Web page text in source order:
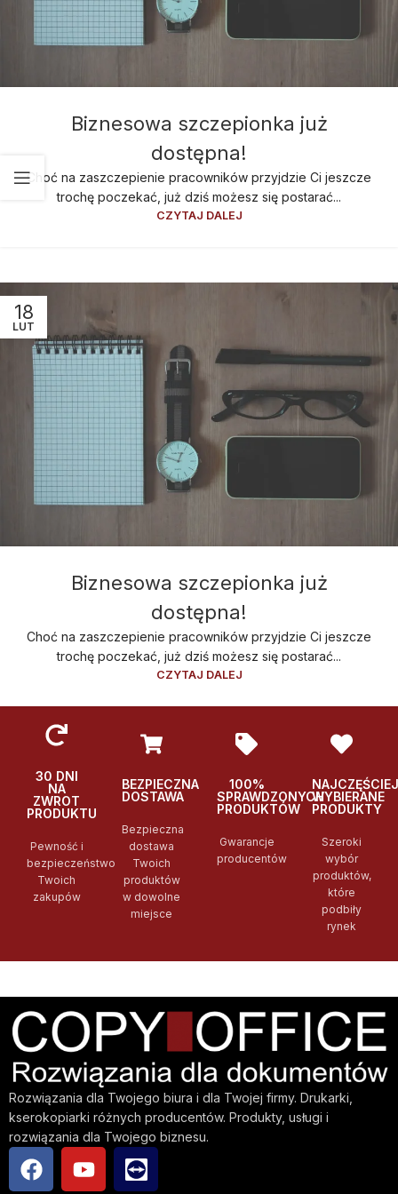
Biznesowa szczepionka już
dostępna!
Choć na zaszczepienie pracowników przyjdzie Ci jeszcze
trochę poczekać, już dziś możesz się postarać...
CZYTAJ DALEJ
18
LUT
Biznesowa szczepionka już
dostępna!
Choć na zaszczepienie pracowników przyjdzie Ci jeszcze
trochę poczekać, już dziś możesz się postarać...
CZYTAJ DALEJ
30 DNI
NA
ZWROT
PRODUKTU
Pewność i
bezpieczeństwo
Twoich
zakupów
BEZPIECZNA
DOSTAWA
Bezpieczna
dostawa
Twoich
produktów
w dowolne
miejsce
100%
SPRAWDZONYCH
PRODUKTÓW
Gwarancje
producentów
NAJCZĘŚCIEJ
WYBIERANE
PRODUKTY
Szeroki
wybór
produktów,
które
podbiły
rynek
Rozwiązania dla Twojego biura i dla Twojej firmy. Drukarki,
kserokopiarki różnych producentów. Produkty, usługi i
rozwiązania dla Twojego biznesu.